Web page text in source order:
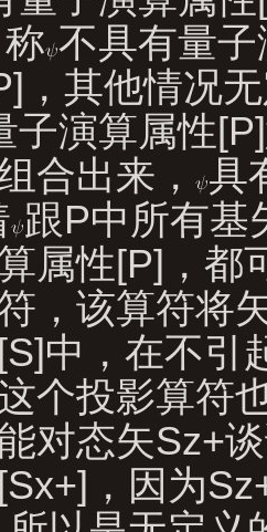
不具有量
，其他情况
子演算属性
合出来，
具
跟P中所有基
属性[P]，都
，该算符将
中，在不引
个投影算符
对态矢Sz+
，因为